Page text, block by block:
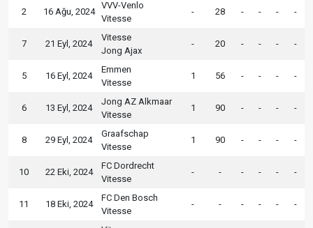
2 16 Ağu, 2024
VVV-Venlo
Vitesse
- 28 - - - -
7 21 Eyl, 2024
Vitesse
Jong Ajax
- 20 - - - -
5 16 Eyl, 2024
Emmen
Vitesse
1 56 - - - -
6 13 Eyl, 2024
Jong AZ Alkmaar
Vitesse
1 90 - - - -
8 29 Eyl, 2024
Graafschap
Vitesse
1 90 - - - -
10 22 Eki, 2024
FC Dordrecht
Vitesse
- - - - - -
11 18 Eki, 2024
FC Den Bosch
Vitesse
- - - - - -